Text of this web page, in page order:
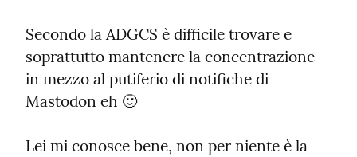
Secondo la ADGCS è difficile trovare e
soprattutto mantenere la concentrazione
in mezzo al putiferio di notifiche di
Mastodon eh 🙂
Lei mi conosce bene, non per niente è la